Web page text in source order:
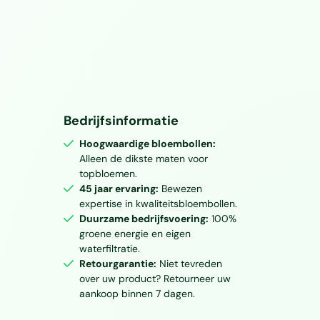
Bedrijfsinformatie
Hoogwaardige bloembollen:
Alleen de dikste maten voor
topbloemen.
45 jaar ervaring: Bewezen
expertise in kwaliteitsbloembollen.
Duurzame bedrijfsvoering: 100%
groene energie en eigen
waterfiltratie.
Retourgarantie: Niet tevreden
over uw product? Retourneer uw
aankoop binnen 7 dagen.